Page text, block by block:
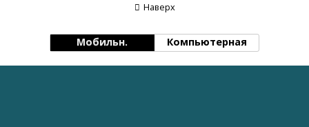
Наверх
Мобильн. Компьютерная